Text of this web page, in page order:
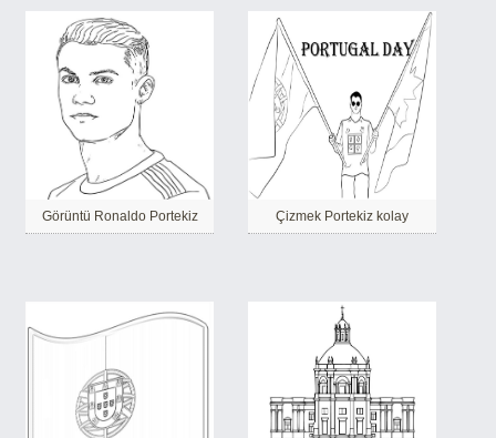
Görüntü Ronaldo Portekiz Çizmek Portekiz kolay